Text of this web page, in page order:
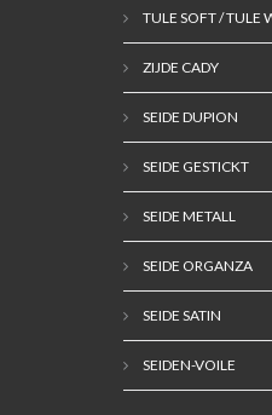
TULE SOFT / TULE
ZIJDE CADY
SEIDE DUPION
SEIDE GESTICKT
SEIDE METALL
SEIDE ORGANZA
SEIDE SATIN
SEIDEN-VOILE